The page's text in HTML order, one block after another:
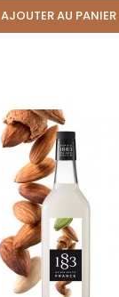
AJOUTER AU PANIER